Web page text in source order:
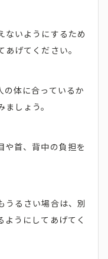
ないようにするため
げてください。
の体に合っているか
しょう。
や首、背中の負担を
うるさい場合は、別
ようにしてあげてく